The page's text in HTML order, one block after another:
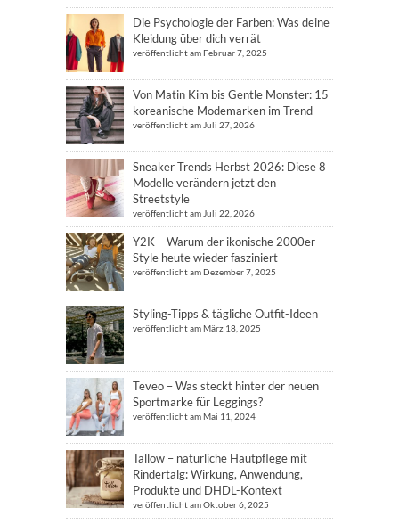
Die Psychologie der Farben: Was deine
Kleidung über dich verrät
veröffentlicht am Februar 7, 2025
Von Matin Kim bis Gentle Monster: 15
koreanische Modemarken im Trend
veröffentlicht am Juli 27, 2026
Sneaker Trends Herbst 2026: Diese 8
Modelle verändern jetzt den
Streetstyle
veröffentlicht am Juli 22, 2026
Y2K – Warum der ikonische 2000er
Style heute wieder fasziniert
veröffentlicht am Dezember 7, 2025
Styling-Tipps & tägliche Outfit-Ideen
veröffentlicht am März 18, 2025
Teveo – Was steckt hinter der neuen
Sportmarke für Leggings?
veröffentlicht am Mai 11, 2024
Tallow – natürliche Hautpflege mit
Rindertalg: Wirkung, Anwendung,
Produkte und DHDL-Kontext
veröffentlicht am Oktober 6, 2025